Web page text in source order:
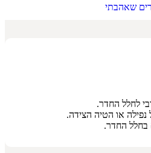
שאהבתי
לחלל החדר.
או הטיה הצידה.
בחלל החדר.